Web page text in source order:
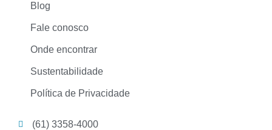
Blog
Fale conosco
Onde encontrar
Sustentabilidade
Política de Privacidade
(61) 3358-4000